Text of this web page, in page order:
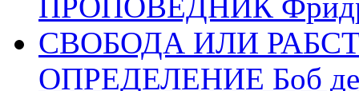
СВОБОДА ИЛИ
ОПРЕДЕЛЕНИЕ Боб де